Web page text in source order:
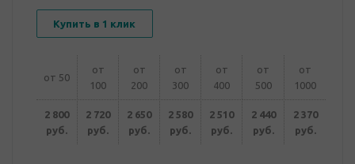
Купить в 1 клик
от 50
от
100
от
200
от
300
от
400
от
500
от
1000
2 800
руб.
2 720
руб.
2 650
руб.
2 580
руб.
2 510
руб.
2 440
руб.
2 370
руб.